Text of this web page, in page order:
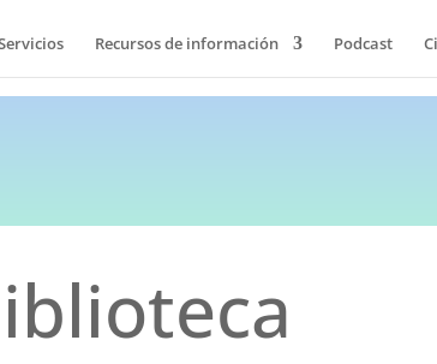
Recursos de información Podcast